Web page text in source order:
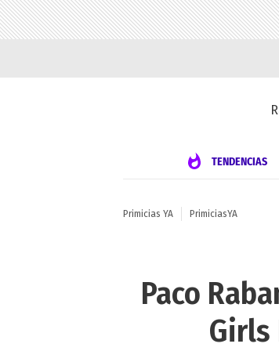
TENDENCIAS
Primicias YA PrimiciasYA
Paco
Girls